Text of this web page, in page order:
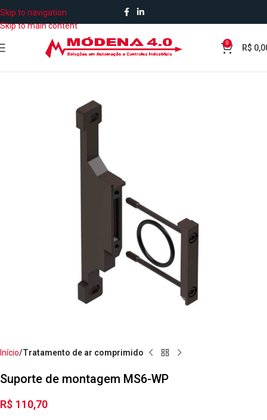
Skip to navigation
Skip to main content
0 R$
Início Tratamento de ar comprimido
Suporte de montagem MS6-WP
R$ 110,70